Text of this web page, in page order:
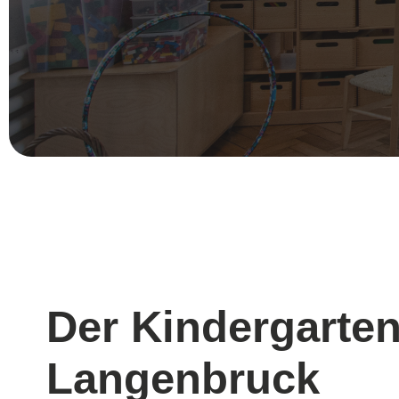
Der
Langenbruck